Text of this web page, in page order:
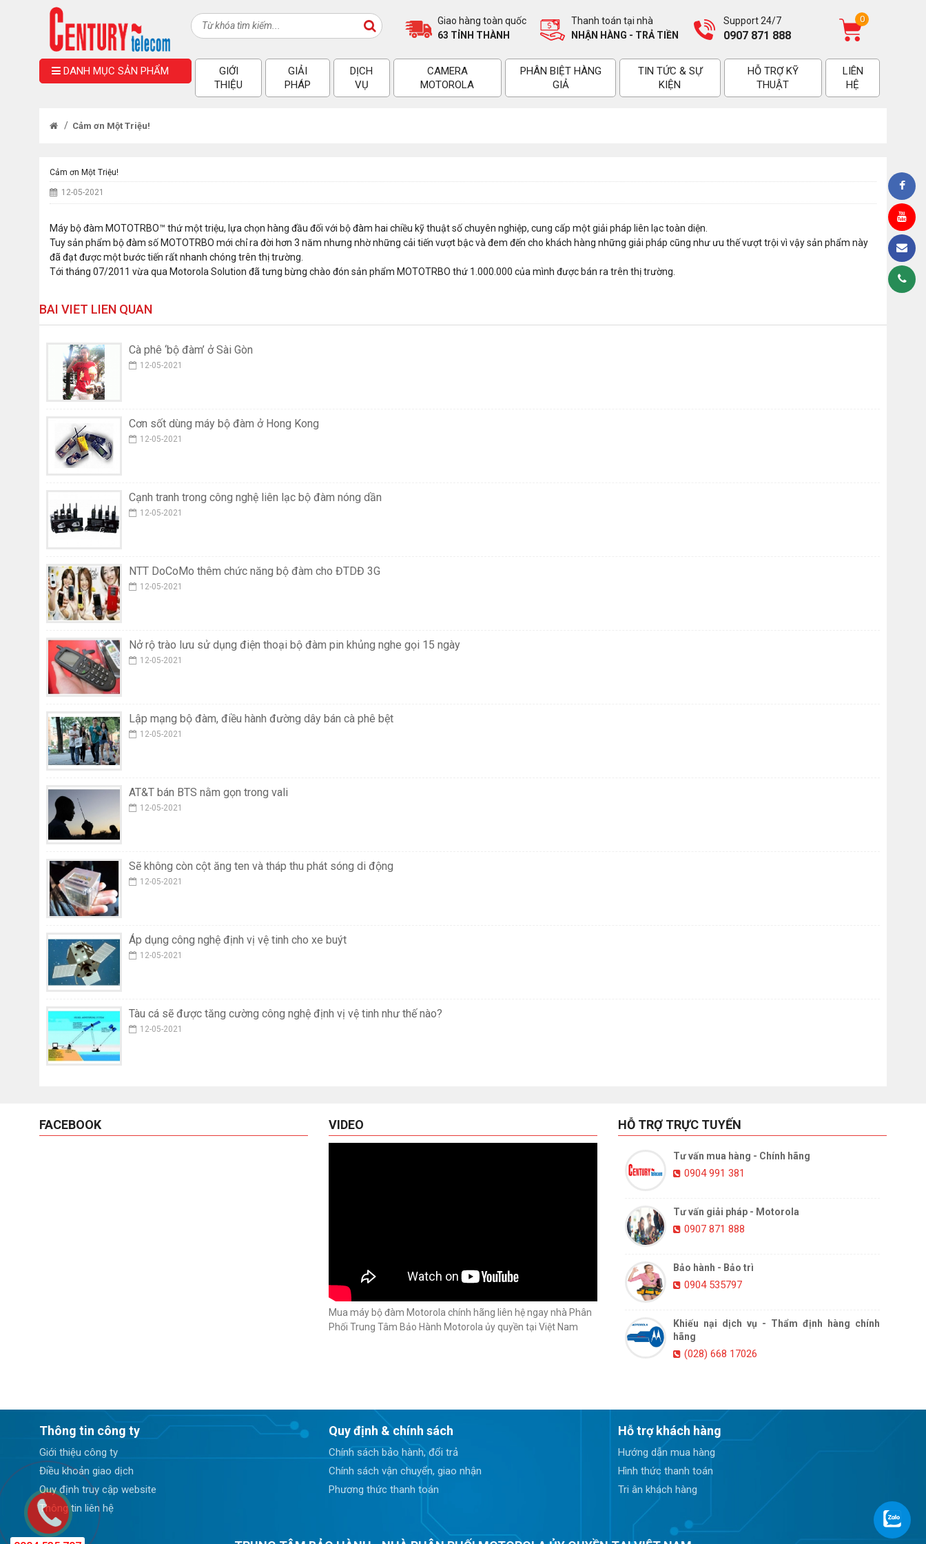
Giao hàng toàn quốc
63 TỈNH THÀNH
Thanh toán tại nhà
NHẬN HÀNG - TRẢ TIỀN
Support 24/7
0907 871 888
0
DANH MỤC SẢN PHẨM
GIỚI
THIỆU
GIẢI
PHÁP
DỊCH
VỤ
CAMERA
MOTOROLA
PHÂN BIỆT HÀNG
GIẢ
TIN TỨC & SỰ
KIỆN
HỖ TRỢ KỸ
THUẬT
LIÊN
HỆ
/ Cảm ơn Một Triệu!
Cảm ơn Một Triệu!
12-05-2021
Máy bộ đàm MOTOTRBO™ thứ một triệu, lựa chọn hàng đầu đối với bộ đàm hai chiều kỹ thuật số chuyên nghiệp, cung cấp một giải pháp liên lạc toàn diện.
Tuy sản phẩm bộ đàm số MOTOTRBO mới chỉ ra đời hơn 3 năm nhưng nhờ những cải tiến vượt bậc và đem đến cho khách hàng những giải pháp cũng như ưu thế vượt trội vì vậy sản phẩm này
đã đạt được một bước tiến rất nhanh chóng trên thị trường.
Tới tháng 07/2011 vừa qua Motorola Solution đã tưng bừng chào đón sản phẩm MOTOTRBO thứ 1.000.000 của mình được bán ra trên thị trường.
BÀI VIẾT LIÊN QUAN
Cà phê ‘bộ đàm’ ở Sài Gòn
12-05-2021
Cơn sốt dùng máy bộ đàm ở Hong Kong
12-05-2021
Cạnh tranh trong công nghệ liên lạc bộ đàm nóng dần
12-05-2021
NTT DoCoMo thêm chức năng bộ đàm cho ĐTDĐ 3G
12-05-2021
Nở rộ trào lưu sử dụng điện thoại bộ đàm pin khủng nghe gọi 15 ngày
12-05-2021
Lập mạng bộ đàm, điều hành đường dây bán cà phê bệt
12-05-2021
AT&T bán BTS nằm gọn trong vali
12-05-2021
Sẽ không còn cột ăng ten và tháp thu phát sóng di động
12-05-2021
Áp dụng công nghệ định vị vệ tinh cho xe buýt
12-05-2021
Tàu cá sẽ được tăng cường công nghệ định vị vệ tinh như thế nào?
12-05-2021
FACEBOOK VIDEO
Mua máy bộ đàm Motorola chính hãng liên hệ ngay nhà Phân
Phối Trung Tâm Bảo Hành Motorola ủy quyền tại Việt Nam
HỖ TRỢ TRỰC TUYẾN
Tư vấn mua hàng - Chính hãng
0904 991 381
Tư vấn giải pháp - Motorola
0907 871 888
Bảo hành - Bảo trì
0904 535797
Khiếu nại dịch vụ - Thẩm định hàng chính
hãng
(028) 668 17026
Thông tin công ty
Giới thiệu công ty
Điều khoản giao dịch
Quy định truy cập website
Thông tin liên hệ
Quy định & chính sách
Chính sách bảo hành, đổi trả
Chính sách vận chuyển, giao nhận
Phương thức thanh toán
Hỗ trợ khách hàng
Hướng dẫn mua hàng
Hình thức thanh toán
Tri ân khách hàng